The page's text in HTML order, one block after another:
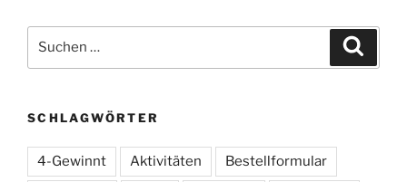
nach:
SCHLAGWÖRTER
4-Gewinnt Aktivitäten Bestellformular